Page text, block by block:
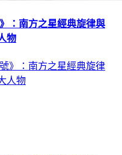
：南方之星經典旋律與
物